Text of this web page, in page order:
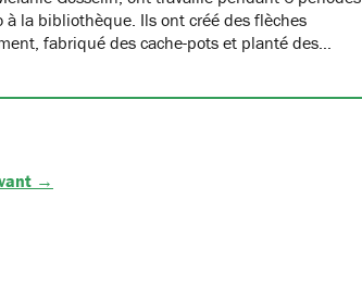
la bibliothèque. Ils ont créé des flèches
fabriqué des cache-pots et planté des…
→